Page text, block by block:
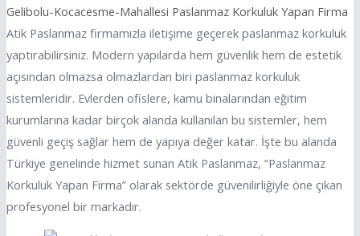
Gelibolu-Kocacesme-Mahallesi Paslanmaz Korkuluk Yapan Firma
Atik Paslanmaz firmamızla iletişime geçerek paslanmaz korkuluk
yaptırabilirsiniz. Modern yapılarda hem güvenlik hem de estetik
açısından olmazsa olmazlardan biri paslanmaz korkuluk
sistemleridir. Evlerden ofislere, kamu binalarından eğitim
kurumlarına kadar birçok alanda kullanılan bu sistemler, hem
güvenli geçiş sağlar hem de yapıya değer katar. İşte bu alanda
Türkiye genelinde hizmet sunan Atik Paslanmaz, “Paslanmaz
Korkuluk Yapan Firma” olarak sektörde güvenilirliğiyle öne çıkan
profesyonel bir markadır.